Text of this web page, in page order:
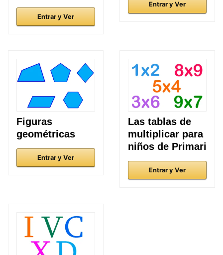
Entrar y Ver
Entrar y Ver
Figuras
geométricas
Entrar y Ver
Las tablas de
multiplicar para
niños de Primari
Entrar y Ver